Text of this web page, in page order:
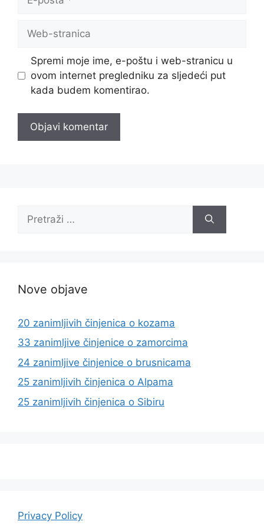
pošta
Web-
Spremi moje ime, e-poštu i web-stranicu u
ovom internet pregledniku za sljedeći put
kada budem komentirao.
Nove objave
20 zanimljivih činjenica o kozama
33 zanimljive činjenice o zamorcima
24 zanimljive činjenice o brusnicama
25 zanimljivih činjenica o Alpama
25 zanimljivih činjenica o Sibiru
Privacy Policy